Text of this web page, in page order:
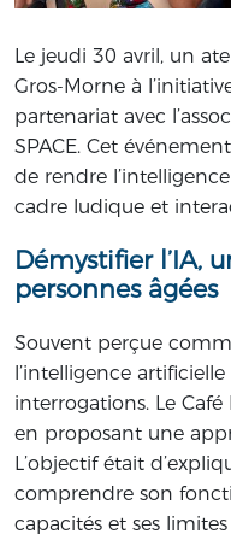
Le jeudi 30 avril, un
Gros-Morne à
partenariat avec
SPACE. Cet
de rendre
cadre ludique et
Démystifier l’IA,
personnes âgées
Souvent perçue
l’intelligence
interrogations. Le
en proposant une
L’objectif était
comprendre son
capacités et ses